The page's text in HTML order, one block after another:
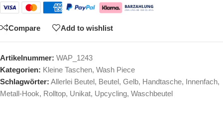
Compare Add to wishlist
Artikelnummer: WAP_1243
Kategorien: Kleine Taschen, Wash Piece
Schlagwörter: Allerlei Beutel, Beutel, Gelb, Handtasche, Innenfach,
Metall-Hook, Rolltop, Unikat, Upcycling, Waschbeutel